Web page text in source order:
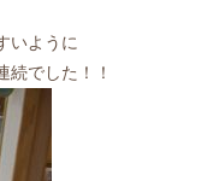
いように
でした！！